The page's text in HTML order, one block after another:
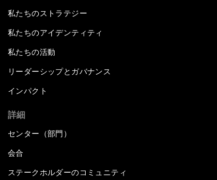
私たちのストラテジー
私たちのアイデンティティ
私たちの活動
リーダーシップとガバナンス
インパクト
詳細
センター（部門）
会合
ステークホルダーのコミュニティ